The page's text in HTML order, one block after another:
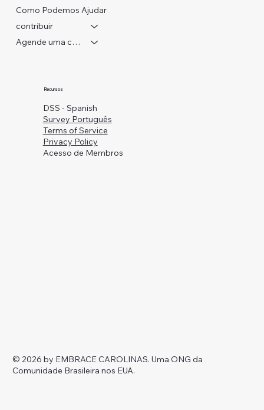
Como Podemos Ajudar
contribuir
Agende uma consulta
Recursos
DSS - Spanish
Survey Português
Terms of Service
Privacy Policy
Acesso de Membros
© 2026 by EMBRACE CAROLINAS.Uma ONG da
Comunidade Brasileira nos EUA.